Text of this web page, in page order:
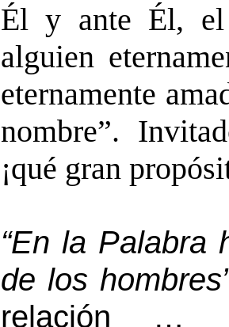
Él y ante Él, el
alguien
eternamente
nombre”.
¡qué gran
“En la
de los
relación …